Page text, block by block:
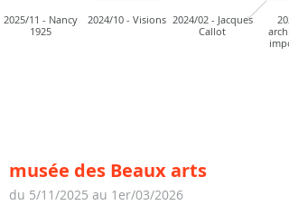
2025/11 - Nancy
1925
2024/10 - Visions 2024/02 - Jacques
Callot
musée des Beaux arts
du 5/11/2025 au 1er/03/2026